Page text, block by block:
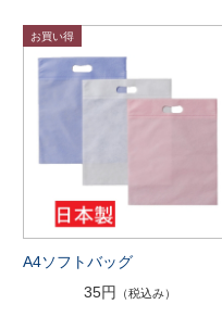
A4ソフトバッグ
35円
（税込み）